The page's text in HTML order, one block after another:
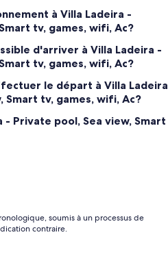
à Villa Ladeira -
tv, games, wifi, Ac?
d'arriver à Villa Ladeira -
tv, games, wifi, Ac?
le départ à Villa Ladeira
Smart tv, games, wifi, Ac?
- Private pool, Sea view, Smart
soumis à un processus de
contraire.